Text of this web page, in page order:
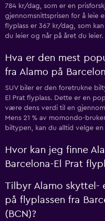
784 kr/dag, som er en
gjennomsnittsprisen for å leie
flyplass er 367 kr/dag, som
du leier og når på året du leier.
Hva er den mest
fra Alamo på
SUV biler er den foretrukne
El Prat flyplass. Dette er en
være dens verdi til en
Mens 21 % av momondo-
biltypen, kan du alltid velge
Hvor kan jeg finne
Barcelona-El Prat
Tilbyr Alamo skyttel-
på flyplassen fra
(BCN)?